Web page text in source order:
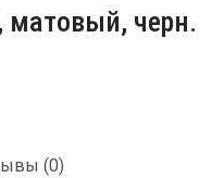
матовый, черн.
(0)